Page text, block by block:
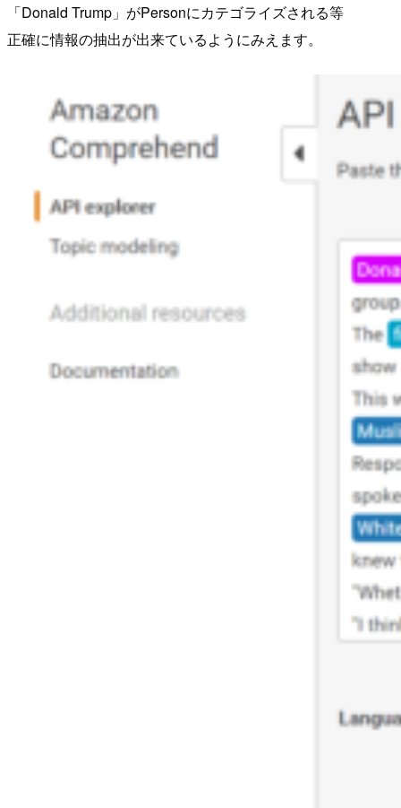
「Donald Trump」がPersonにカテゴライズされる等
正確に情報の抽出が出来ているようにみえます。